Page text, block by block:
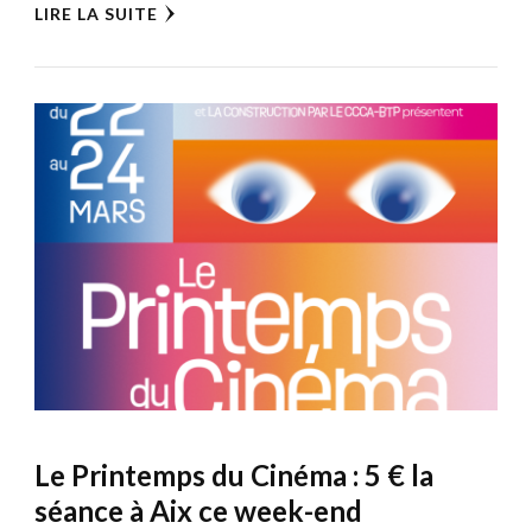
LIRE LA SUITE
Le Printemps du Cinéma : 5 € la
séance à Aix ce week-end